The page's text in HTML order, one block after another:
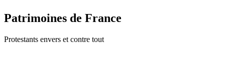
Patrimoines de France
Protestants envers et contre tout